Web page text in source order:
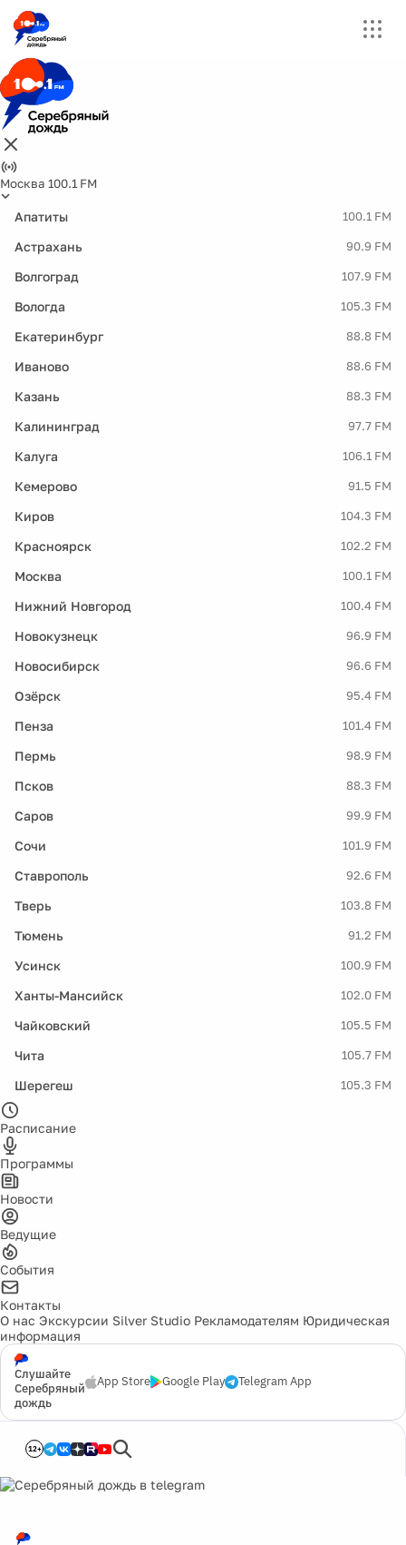
Москва 100.1 FM
Апатиты 100.1 FM
Астрахань 90.9 FM
Волгоград 107.9 FM
Вологда 105.3 FM
Екатеринбург 88.8 FM
Иваново 88.6 FM
Казань 88.3 FM
Калининград 97.7 FM
Калуга 106.1 FM
Кемерово 91.5 FM
Киров 104.3 FM
Красноярск 102.2 FM
Москва 100.1 FM
Нижний Новгород 100.4 FM
Новокузнецк 96.9 FM
Новосибирск 96.6 FM
Озёрск 95.4 FM
Пенза 101.4 FM
Пермь 98.9 FM
Псков 88.3 FM
Саров 99.9 FM
Сочи 101.9 FM
Ставрополь 92.6 FM
Тверь 103.8 FM
Тюмень 91.2 FM
Усинск 100.9 FM
Ханты-Мансийск 102.0 FM
Чайковский 105.5 FM
Чита 105.7 FM
Шерегеш 105.3 FM
Расписание
Программы
Новости
Ведущие
События
Контакты
О нас Экскурсии Silver Studio Рекламодателям Юридическая
информация
Слушайте
Серебряный
дождь
App Store Google Play Telegram App
12+